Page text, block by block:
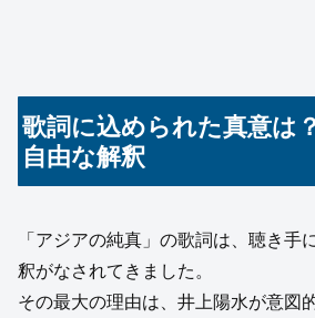
歌詞に込められた真意は
自由な解釈
「アジアの純真」の歌詞は、聴き手
釈がなされてきました。
その最大の理由は、井上陽水が意図